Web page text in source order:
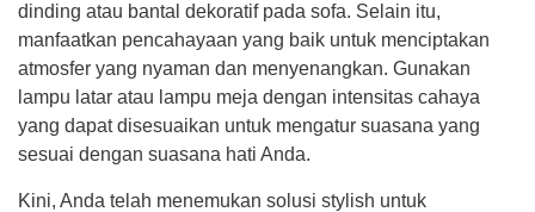
dinding atau bantal dekoratif pada sofa. Selain itu,
manfaatkan pencahayaan yang baik untuk menciptakan
atmosfer yang nyaman dan menyenangkan. Gunakan
lampu latar atau lampu meja dengan intensitas cahaya
yang dapat disesuaikan untuk mengatur suasana yang
sesuai dengan suasana hati Anda.
Kini, Anda telah menemukan solusi stylish untuk